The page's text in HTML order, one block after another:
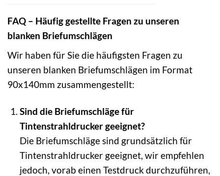
FAQ – Häufig gestellte Fragen zu unseren
blanken Briefumschlägen
Wir haben für Sie die häufigsten Fragen zu
unseren blanken Briefumschlägen im Format
90x140mm zusammengestellt:
Sind die Briefumschläge für
Tintenstrahldrucker geeignet?
Die Briefumschläge sind grundsätzlich für
Tintenstrahldrucker geeignet, wir empfehlen
jedoch, vorab einen Testdruck durchzuführen,